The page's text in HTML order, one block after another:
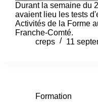
Durant la semaine du
avaient lieu les tests
Activités de la Forme
Franche-Comté.
creps
11
Formation